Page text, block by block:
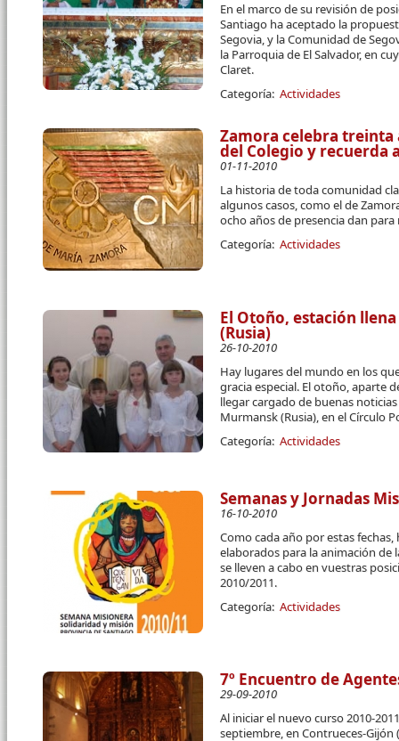
En el marco de su revisión de
Santiago ha aceptado la
Segovia, y la Comunidad de
la Parroquia de El Salvador, en
Claret.
Categoría: Actividades
Zamora celebra treinta
del Colegio y recuerda
01-11-2010
La historia de toda comunidad
algunos casos, como el de
ocho años de presencia dan
Categoría: Actividades
El Otoño, estación
(Rusia)
26-10-2010
Hay lugares del mundo en los
gracia especial. El otoño, aparte
llegar cargado de buenas
Murmansk (Rusia), en el Círculo
Categoría: Actividades
Semanas y Jornadas
16-10-2010
Como cada año por estas
elaborados para la animación de
se lleven a cabo en vuestras
2010/2011.
Categoría: Actividades
7º Encuentro de
29-09-2010
Al iniciar el nuevo curso 2010-
septiembre, en Contrueces-Gijón